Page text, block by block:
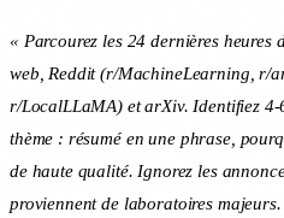
« Parcourez les 24 dernières
web, Reddit (r/MachineLearning, r/
r/LocalLLaMA) et arXiv. Identifiez 4-
thème : résumé en une phrase,
de haute qualité. Ignorez les
proviennent de laboratoires